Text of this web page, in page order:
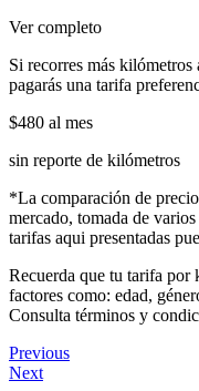
Ver completo
Si recorres más
pagarás una tarifa
$480 al mes
sin reporte de kilómetros
*La comparación de
mercado, tomada de
tarifas aqui presentadas
Recuerda que tu tarifa por
factores como: edad,
Consulta términos y
Previous
Next